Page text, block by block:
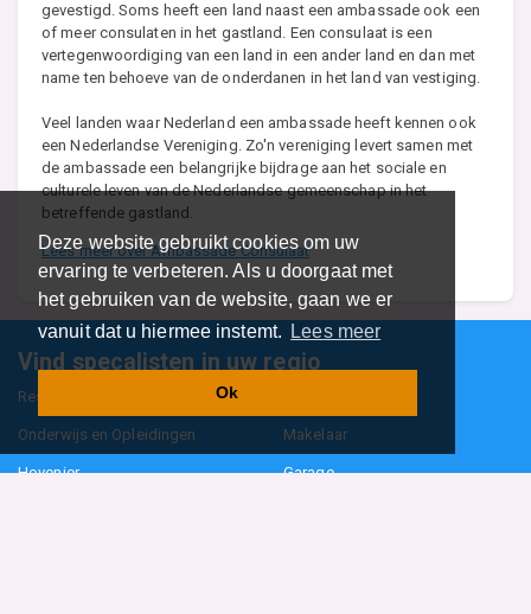
Deze website gebruikt cookies om uw
ervaring te verbeteren. Als u doorgaat met
het gebruiken van de website, gaan we er
vanuit dat u hiermee instemt.
Lees meer
Ok
gevestigd. Soms heeft een land naast een ambassade ook een
of meer consulaten in het gastland. Een consulaat is een
vertegenwoordiging van een land in een ander land en dan met
name ten behoeve van de onderdanen in het land van vestiging.
Veel landen waar Nederland een ambassade heeft kennen ook
een Nederlandse Vereniging. Zo'n vereniging levert samen met
de ambassade een belangrijke bijdrage aan het sociale en
culturele leven van de Nederlandse gemeenschap in het
betreffende gastland.
Lees meer over Ambassade Consulaat
Vind specalisten in uw regio
Restaurant
Onderwijs en Opleidingen Makelaar
Hovenier Garage